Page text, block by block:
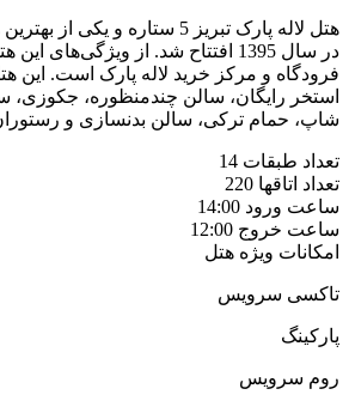
هتل لاله پارک تبریز 5 ستاره و
در سال 1395 افتتاح شد. از ویژگی‌های
فرودگاه و مرکز خرید لاله پارک است. این
استخر رایگان، سالن چندمنظوره، جکوزی،
شاپ، حمام ترکی، سالن بدنسازی و
تعداد طبقات 14
تعداد اتاقها 220
ساعت ورود 14:00
ساعت خروج 12:00
امکانات ویژه هتل
تاکسی سرویس
پارکینگ
روم سرویس